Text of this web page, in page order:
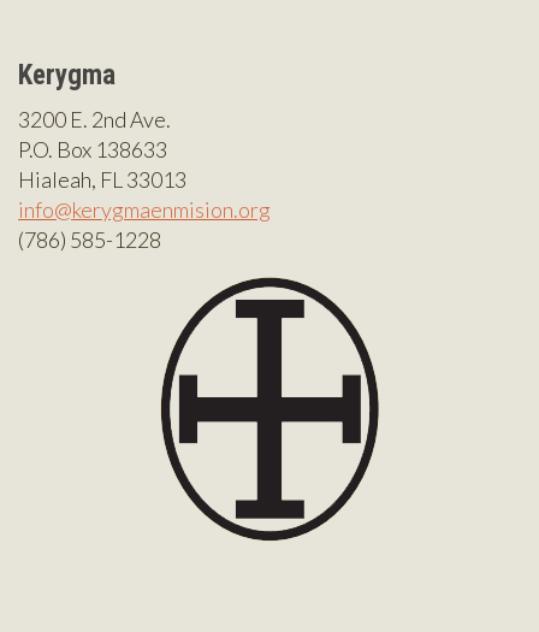
Kerygma
3200 E. 2nd Ave.
P.O. Box 138633
Hialeah, FL 33013
info@kerygmaenmision.org
(786) 585-1228